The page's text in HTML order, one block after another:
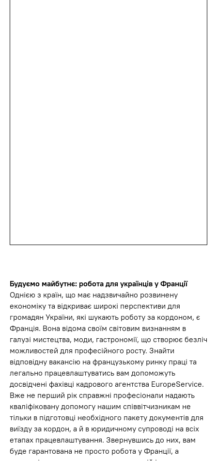
Будуємо майбутнє: робота для українців у Франції
Однією з країн, що має надзвичайно розвинену
економіку та відкриває широкі перспективи для
громадян України, які шукають роботу за кордоном, є
Франція. Вона відома своїм світовим визнанням в
галузі мистецтва, моди, гастрономії, що створює безліч
можливостей для професійного росту. Знайти
відповідну вакансію на французькому ринку праці та
легально працевлаштуватись вам допоможуть
досвідчені фахівці кадрового агентства EuropeService.
Вже не перший рік справжні професіонали надають
кваліфіковану допомогу нашим співвітчизникам не
тільки в підготовці необхідного пакету документів для
виїзду за кордон, а й в юридичному супроводі на всіх
етапах працевлаштування. Звернувшись до них, вам
буде гарантована не просто робота у Франції, а